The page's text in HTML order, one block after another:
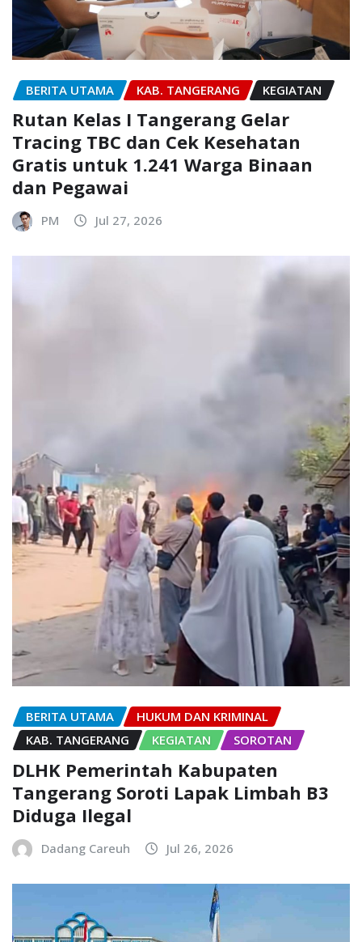
BERITA UTAMA KAB. TANGERANG KEGIATAN
Rutan Kelas I Tangerang Gelar
Tracing TBC dan Cek Kesehatan
Gratis untuk 1.241 Warga Binaan
dan Pegawai
PM Jul 27, 2026
BERITA UTAMA
HUKUM DAN KRIMINAL
KAB. TANGERANG
KEGIATAN SOROTAN
DLHK Pemerintah Kabupaten
Tangerang Soroti Lapak Limbah B3
Diduga Ilegal
Dadang Careuh Jul 26, 2026